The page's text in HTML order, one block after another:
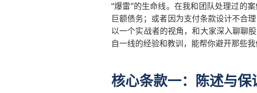
“爆雷”的生命线。在我和团队处理过的
巨额债务；或者因为支付条款设计不合
以一个实战者的视角，和大家深入聊聊
自一线的经验和教训，能帮你避开那些我
核心条款一：陈述与